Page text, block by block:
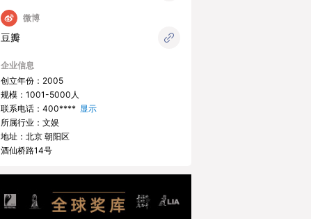
微博
豆瓣
企业信息
创立年份：2005
规模：1001-5000人
联系电话： 400**** 显示
所属行业：文娱
地址：北京 朝阳区
酒仙桥路14号